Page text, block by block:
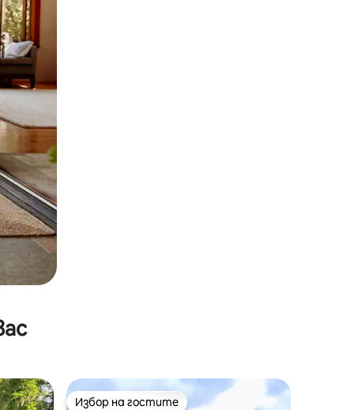
или плъзгане.
Избор на гостите